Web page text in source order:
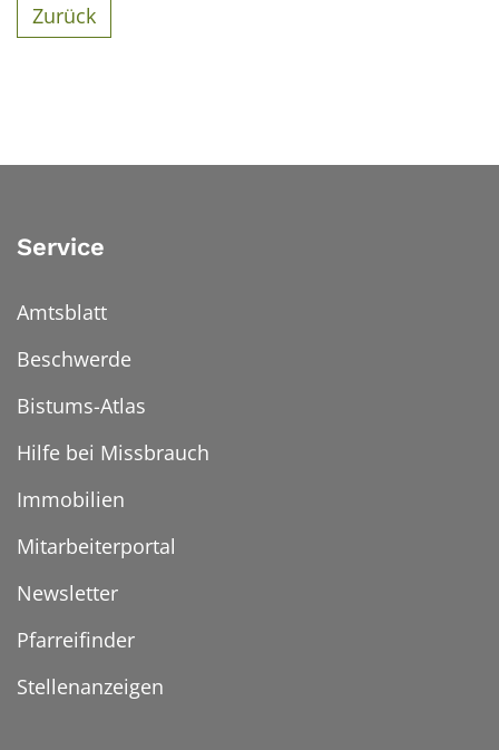
Zurück
Service
Amtsblatt
Beschwerde
Bistums-Atlas
Hilfe bei Missbrauch
Immobilien
Mitarbeiterportal
Newsletter
Pfarreifinder
Stellenanzeigen